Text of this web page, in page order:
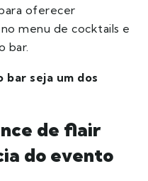
oferecer
menu de cocktails e
bar.
bar seja um dos
de flair
do evento